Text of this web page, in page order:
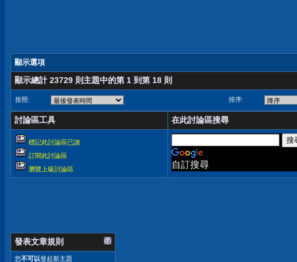
顯示選項
顯示總計 23729 則主題中的第 1 到第 18 則
按照: 排序:
討論區工具 在此討論區搜尋
標記此討論區已讀
訂閱此討論區
瀏覽上級討論區
自訂搜尋
發表文章規則
您不可以發起新主題